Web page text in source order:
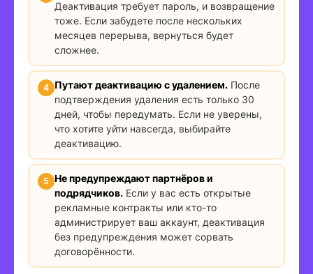
Деактивация требует пароль, и возвращение
тоже. Если забудете после нескольких
месяцев перерыва, вернуться будет
сложнее.
Путают деактивацию с удалением.После
подтверждения удаления есть только 30
дней, чтобы передумать. Если не уверены,
что хотите уйти навсегда, выбирайте
деактивацию.
Не предупреждают партнёров и
подрядчиков.Если у вас есть открытые
рекламные контракты или кто-то
администрирует ваш аккаунт, деактивация
без предупреждения может сорвать
договорённости.